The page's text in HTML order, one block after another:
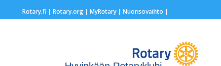
Rotary.fi | Rotary.org| MyRotary | Nuorisovaihto |